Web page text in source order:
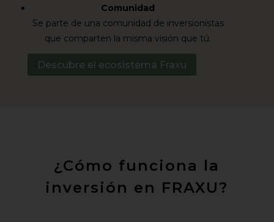
Comunidad
Se parte de una comunidad de inversionistas
que comparten la misma visión que tú.
Descubre el ecosistema Fraxu
¿Cómo funciona la
inversión en FRAXU?